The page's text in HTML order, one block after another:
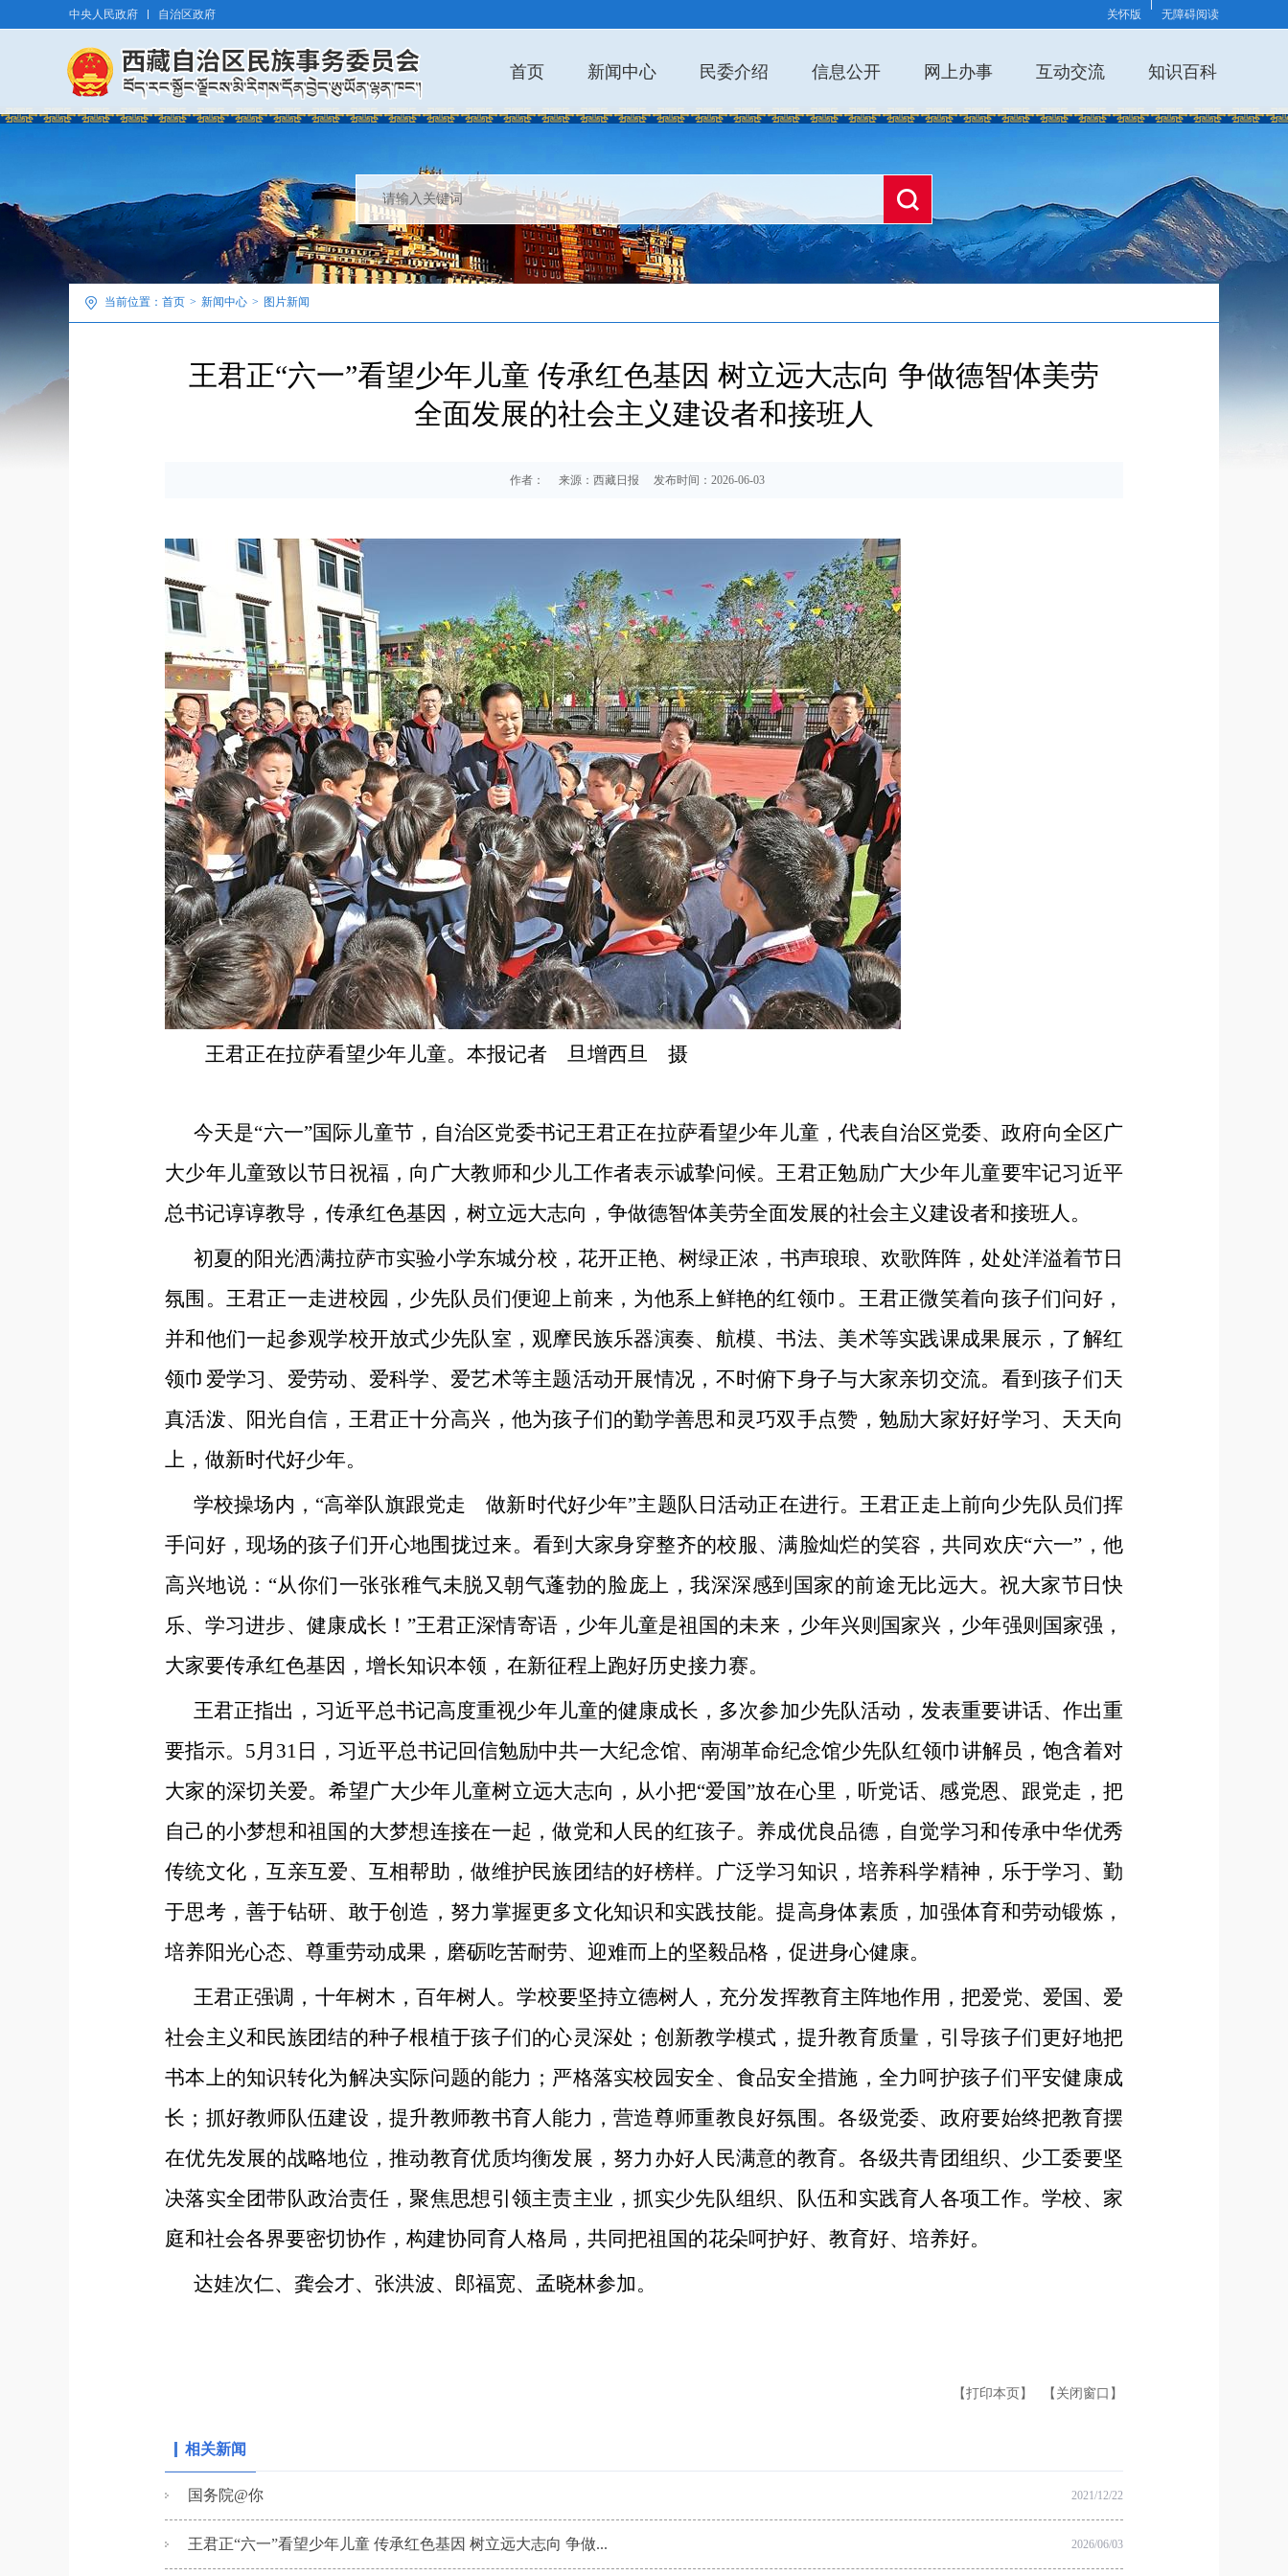
中央人民政府 自治区政府 无障碍阅读
关怀版
首页 新闻中心 民委介绍 信息公开 网上办事 互动交流 知识百科
当前位置： 首页 > 新闻中心 > 图片新闻
王君正“六一”看望少年儿童 传承红色基因 树立远大志向 争做德智体美劳
全面发展的社会主义建设者和接班人
作者： 来源：西藏日报 发布时间：2026-06-03
王君正在拉萨看望少年儿童。本报记者 旦增西旦 摄
今天是“六一”国际儿童节，自治区党委书记王君正在拉萨看望少年儿童，代表自治区党委、政府向全区广
大少年儿童致以节日祝福，向广大教师和少儿工作者表示诚挚问候。王君正勉励广大少年儿童要牢记习近平
总书记谆谆教导，传承红色基因，树立远大志向，争做德智体美劳全面发展的社会主义建设者和接班人。
初夏的阳光洒满拉萨市实验小学东城分校，花开正艳、树绿正浓，书声琅琅、欢歌阵阵，处处洋溢着节日
氛围。王君正一走进校园，少先队员们便迎上前来，为他系上鲜艳的红领巾。王君正微笑着向孩子们问好，
并和他们一起参观学校开放式少先队室，观摩民族乐器演奏、航模、书法、美术等实践课成果展示，了解红
领巾爱学习、爱劳动、爱科学、爱艺术等主题活动开展情况，不时俯下身子与大家亲切交流。看到孩子们天
真活泼、阳光自信，王君正十分高兴，他为孩子们的勤学善思和灵巧双手点赞，勉励大家好好学习、天天向
上，做新时代好少年。
学校操场内，“高举队旗跟党走 做新时代好少年”主题队日活动正在进行。王君正走上前向少先队员们挥
手问好，现场的孩子们开心地围拢过来。看到大家身穿整齐的校服、满脸灿烂的笑容，共同欢庆“六一”，他
高兴地说：“从你们一张张稚气未脱又朝气蓬勃的脸庞上，我深深感到国家的前途无比远大。祝大家节日快
乐、学习进步、健康成长！”王君正深情寄语，少年儿童是祖国的未来，少年兴则国家兴，少年强则国家强，
大家要传承红色基因，增长知识本领，在新征程上跑好历史接力赛。
王君正指出，习近平总书记高度重视少年儿童的健康成长，多次参加少先队活动，发表重要讲话、作出重
要指示。5月31日，习近平总书记回信勉励中共一大纪念馆、南湖革命纪念馆少先队红领巾讲解员，饱含着对
大家的深切关爱。希望广大少年儿童树立远大志向，从小把“爱国”放在心里，听党话、感党恩、跟党走，把
自己的小梦想和祖国的大梦想连接在一起，做党和人民的红孩子。养成优良品德，自觉学习和传承中华优秀
传统文化，互亲互爱、互相帮助，做维护民族团结的好榜样。广泛学习知识，培养科学精神，乐于学习、勤
于思考，善于钻研、敢于创造，努力掌握更多文化知识和实践技能。提高身体素质，加强体育和劳动锻炼，
培养阳光心态、尊重劳动成果，磨砺吃苦耐劳、迎难而上的坚毅品格，促进身心健康。
王君正强调，十年树木，百年树人。学校要坚持立德树人，充分发挥教育主阵地作用，把爱党、爱国、爱
社会主义和民族团结的种子根植于孩子们的心灵深处；创新教学模式，提升教育质量，引导孩子们更好地把
书本上的知识转化为解决实际问题的能力；严格落实校园安全、食品安全措施，全力呵护孩子们平安健康成
长；抓好教师队伍建设，提升教师教书育人能力，营造尊师重教良好氛围。各级党委、政府要始终把教育摆
在优先发展的战略地位，推动教育优质均衡发展，努力办好人民满意的教育。各级共青团组织、少工委要坚
决落实全团带队政治责任，聚焦思想引领主责主业，抓实少先队组织、队伍和实践育人各项工作。学校、家
庭和社会各界要密切协作，构建协同育人格局，共同把祖国的花朵呵护好、教育好、培养好。
达娃次仁、龚会才、张洪波、郎福宽、孟晓林参加。
【打印本页】 【关闭窗口】
相关新闻
国务院@你 2021/12/22
王君正“六一”看望少年儿童 传承红色基因 树立远大志向 争做... 2026/06/03